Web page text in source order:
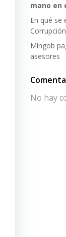
mano en
En qué se
Mingob
asesores
No hay